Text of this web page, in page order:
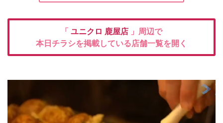
「 ユニクロ 鹿屋店 」周辺で
本日チラシを掲載している店舗一覧を開く